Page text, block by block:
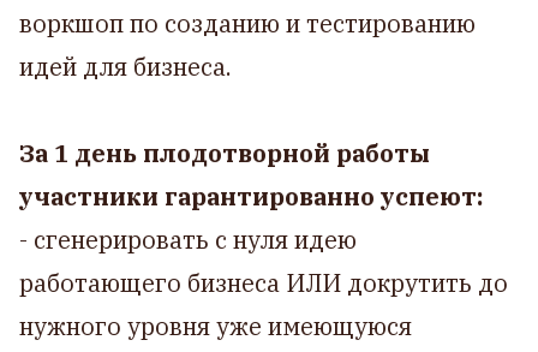
воркшоп по созданию и тестированию
идей для бизнеса.
За 1 день плодотворной работы
участники гарантированно успеют:
- сгенерировать с нуля идею
работающего бизнеса ИЛИ докрутить до
нужного уровня уже имеющуюся